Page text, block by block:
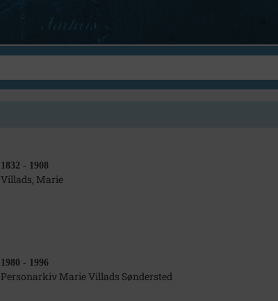
1832 - 1908
Villads, Marie
1980 - 1996
Personarkiv Marie Villads Søndersted